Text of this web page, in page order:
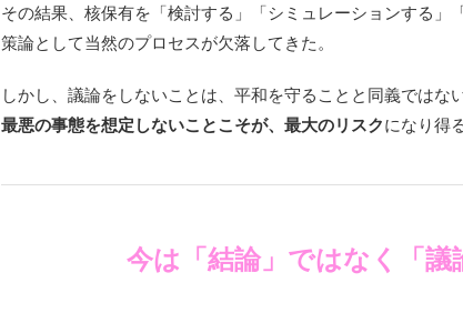
その結果、核保有を「検討する」「シミュレーションする」
策論として当然のプロセスが欠落してきた。
しかし、議論をしないことは、平和を守ることと同義ではない
最悪の事態を想定しないことこそが、最大のリスクになり得る
今は「結論」ではなく「議